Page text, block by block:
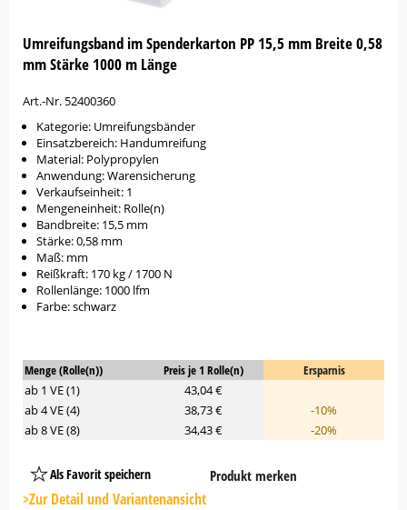
Umreifungsband im Spenderkarton PP 15,5 mm Breite 0,58
mm Stärke 1000 m Länge
Art.-Nr. 52400360
Kategorie: Umreifungsbänder
Einsatzbereich: Handumreifung
Material: Polypropylen
Anwendung: Warensicherung
Verkaufseinheit: 1
Mengeneinheit: Rolle(n)
Bandbreite: 15,5 mm
Stärke: 0,58 mm
Maß: mm
Reißkraft: 170 kg / 1700 N
Rollenlänge: 1000 lfm
Farbe: schwarz
Menge (Rolle(n)) Preis je 1 Rolle(n)
Ersparnis
ab 1 VE (1)
43,04 €
ab 4 VE (4)
38,73 €
-10%
ab 8 VE (8)
34,43 € -20%
Als Favorit speichern
Platzhalter
Button
Produkt merken
>Zur Detail und Variantenansicht